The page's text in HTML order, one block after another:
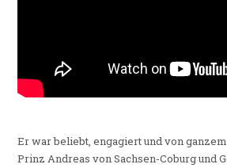
Er war beliebt, engagiert und von
Prinz Andreas von Sachsen-Coburg und